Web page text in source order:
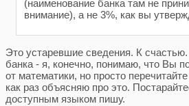
(наименование банка там не
внимание), а не 3%, как вы
Это устаревшие сведения. К
банка - я, конечно, понимаю, что Вы
от математики, но просто
как раз объясняю про это.
доступным языком пишу.